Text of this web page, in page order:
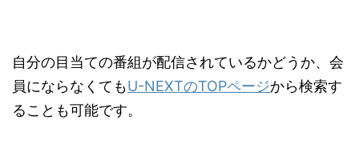
自分の目当ての番組が配信されているかどうか、会
員にならなくてもU-NEXTのTOPページから検索す
ることも可能です。